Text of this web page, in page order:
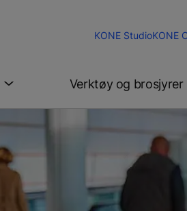
KONE StudioKONE
Verktøy og brosjyrer